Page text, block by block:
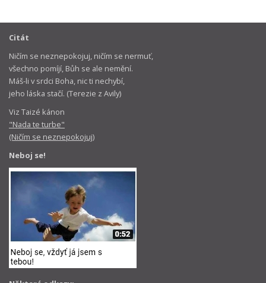
Citát
Ničím se neznepokojuj, ničím se nermuť,
všechno pomíjí, Bůh se ale nemění.
Máš-li v srdci Boha, nic ti nechybí,
jeho láska stačí. (Terezie z Avily)
Viz Taizé kánon
"Nada te turbe"
(Ničím se neznepokojuj)
Neboj se!